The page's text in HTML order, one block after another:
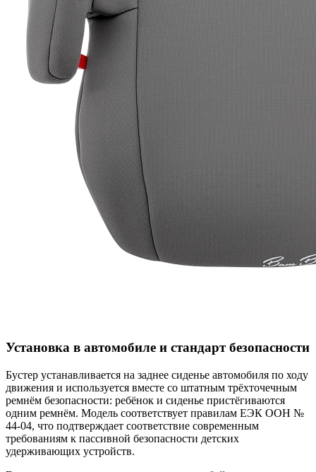
Установка в автомобиле и стандарт безопасности
Бустер устанавливается на заднее сиденье автомобиля по ходу
движения и используется вместе со штатным трёхточечным
ремнём безопасности: ребёнок и сиденье пристёгиваются
одним ремнём. Модель соответствует правилам ЕЭК ООН №
44‑04, что подтверждает соответствие современным
требованиям к пассивной безопасности детских
удерживающих устройств.